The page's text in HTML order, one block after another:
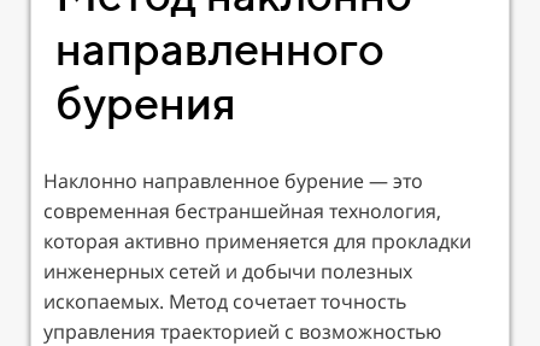
направленного
бурения
Наклонно направленное бурение — это
современная бестраншейная технология,
которая активно применяется для прокладки
инженерных сетей и добычи полезных
ископаемых. Метод сочетает точность
управления траекторией с возможностью